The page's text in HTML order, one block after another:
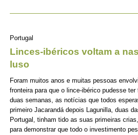
Portugal
Linces-ibéricos voltam a
luso
Foram muitos anos e muitas pessoas
fronteira para que o lince-ibérico pudesse
duas semanas, as notícias que todos
primeiro Jacarandá depois Lagunilla, duas
Portugal, tinham tido as suas primeiras
para demonstrar que todo o investimento